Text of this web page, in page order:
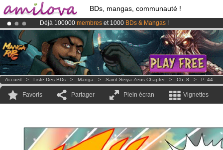
BDs, mangas, communauté !
Déjà 100000 membres et 1000 BDs & Mangas !
Abonnement premium: à partir de3.95 eurospar mois !Clique ici
LeKickstarter Amilova est désormais lancé
Accueil > Liste Des BDs > Manga > Saint Seiya Zeus Chapter > Ch. 8 > P. 44
Favoris Partager Plein écran Vignettes